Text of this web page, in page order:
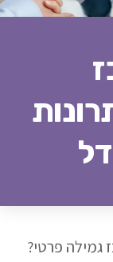
גמילה פרטי?